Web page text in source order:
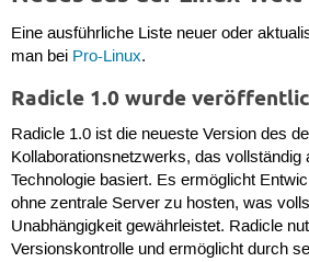
Eine ausführliche Liste neuer oder
man bei Pro-Linux.
Radicle 1.0 wurde
Radicle 1.0 ist die neueste Version des
Kollaborationsnetzwerks, das vollständig
Technologie basiert. Es ermöglicht
ohne zentrale Server zu hosten, was
Unabhängigkeit gewährleistet. Radicle
Versionskontrolle und ermöglicht durch